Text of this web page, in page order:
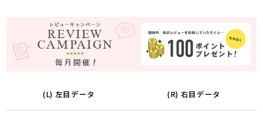
(L) 左目データ (R) 右目データ